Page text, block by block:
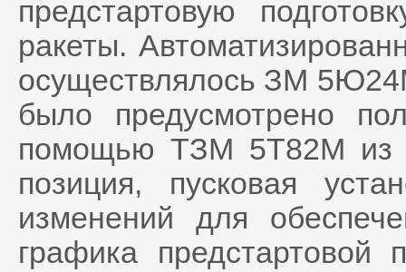
предстартовую
ракеты.
осуществлялось ЗМ
было предусмотрено
помощью ТЗМ 5Т82М из
позиция, пусковая
изменений для
графика предстартовой